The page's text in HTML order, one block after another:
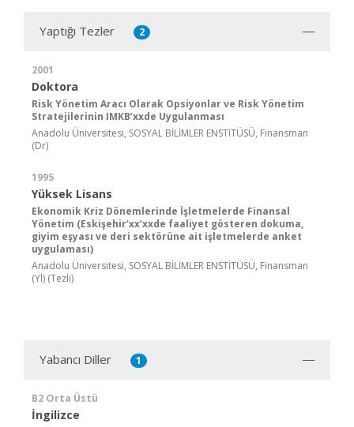
Yaptığı Tezler 2
2001
Doktora
Risk Yönetim Aracı Olarak Opsiyonlar ve Risk Yönetim
Stratejilerinin IMKB’xxde Uygulanması
Anadolu Üniversitesi, SOSYAL BİLİMLER ENSTİTÜSÜ, Finansman
(Dr)
1995
Yüksek Lisans
Ekonomik Kriz Dönemlerinde İşletmelerde Finansal
Yönetim (Eskişehir’xx’xxde faaliyet gösteren dokuma,
giyim eşyası ve deri sektörüne ait işletmelerde anket
uygulaması)
Anadolu Üniversitesi, SOSYAL BİLİMLER ENSTİTÜSÜ, Finansman
(Yl) (Tezli)
Yabancı Diller 1
B2 Orta Üstü
İngilizce